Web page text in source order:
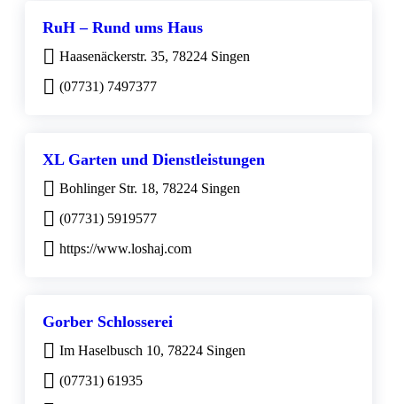
RuH – Rund ums Haus
Haasenäckerstr. 35, 78224 Singen
(07731) 7497377
XL Garten und Dienstleistungen
Bohlinger Str. 18, 78224 Singen
(07731) 5919577
https://www.loshaj.com
Gorber Schlosserei
Im Haselbusch 10, 78224 Singen
(07731) 61935